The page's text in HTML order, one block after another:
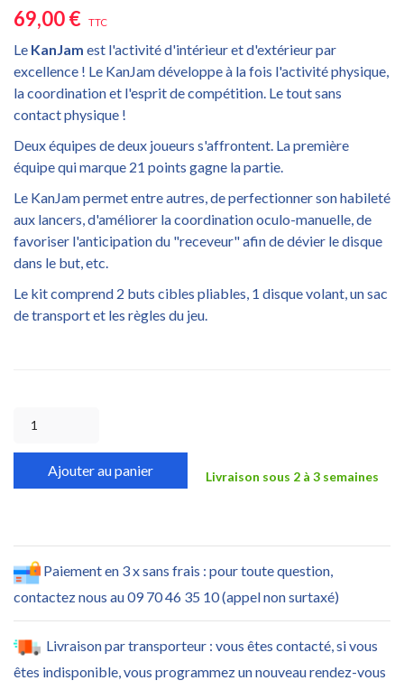
69,00 € TTC
Le KanJam est l'activité d'intérieur et d'extérieur par
excellence ! Le KanJam développe à la fois l'activité physique,
la coordination et l'esprit de compétition. Le tout sans
contact physique !
Deux équipes de deux joueurs s'affrontent. La première
équipe qui marque 21 points gagne la partie.
Le KanJam permet entre autres, de perfectionner son habileté
aux lancers, d'améliorer la coordination oculo-manuelle, de
favoriser l'anticipation du "receveur" afin de dévier le disque
dans le but, etc.
Le kit comprend 2 buts cibles pliables, 1 disque volant, un sac
de transport et les règles du jeu.
Ajouter au panier Livraison sous 2 à 3 semaines
Paiement en 3 x sans frais : pour toute question,
contactez nous au 09 70 46 35 10 (appel non surtaxé)
Livraison par transporteur : vous êtes contacté, si vous
êtes indisponible, vous programmez un nouveau rendez-vous